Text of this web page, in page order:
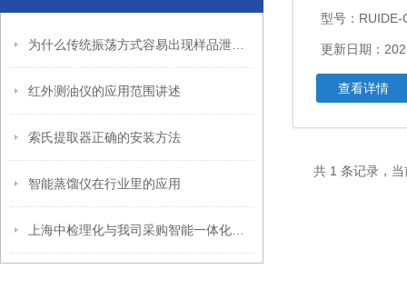
红外测油仪的应用范围讲述
索氏提取器正确的安装方法
智能蒸馏仪在行业里的应用
型号：RUIDE-
更新日期：
查看详情
共 1 条记录，